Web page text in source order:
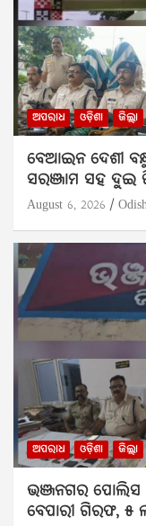
ଅପରାଧ ଓଡ଼ିଶା ଜିଲ୍ଲା
ବେଆଇନ ଦେଶୀ
ସରଞ୍ଜାମ ସହ ଦୁଇ
August 6, 2026
ଅପରାଧ ଓଡ଼ିଶା ଜିଲ୍ଲା
ଭଞ୍ଜନଗର ପୋଲିସ
ବେପାରୀ ଗିରଫ, ୫